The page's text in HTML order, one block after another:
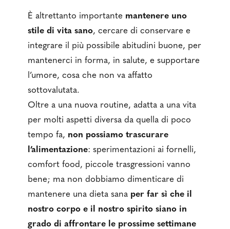
È altrettanto importante mantenere uno
stile di vita sano, cercare di conservare e
integrare il più possibile abitudini buone, per
mantenerci in forma, in salute, e supportare
l’umore, cosa che non va affatto
sottovalutata.
Oltre a una nuova routine, adatta a una vita
per molti aspetti diversa da quella di poco
tempo fa, non possiamo trascurare
l’alimentazione: sperimentazioni ai fornelli,
comfort food, piccole trasgressioni vanno
bene; ma non dobbiamo dimenticare di
mantenere una dieta sana per far sì che il
nostro corpo e il nostro spirito siano in
grado di affrontare le prossime settimane